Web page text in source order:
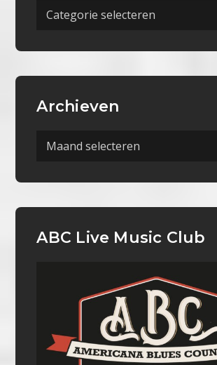
Meer
Archieven
Archieven
ABC Live Music Club